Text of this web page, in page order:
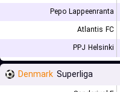
Pepo Lappeenranta
Atlantis FC
PPJ Helsinki
Denmark Superliga